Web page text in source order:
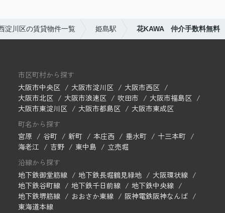
淀川区の賃貸物件一覧 姫島駅 花KAWA 仲介手数料無料
市区町村から探す
大阪市中央区
大阪市淀川区
大阪市西区
大阪市北区
大阪市浪速区 吹田市
大阪市福島区
大阪市東淀川区
大阪市都島区
大阪市東成区
町名から探す
宮原
谷町 新町 本庄西 垂水町
十三本町
海老江
吉野 東中島
立売堀
沿線から探す
地下鉄御堂筋線
地下鉄長堀鶴見緑地
大阪環状線
地下鉄谷町線
地下鉄千日前線
地下鉄中央線
地下鉄堺筋線
おおさか東線
阪神電鉄阪神なんば
東海道本線